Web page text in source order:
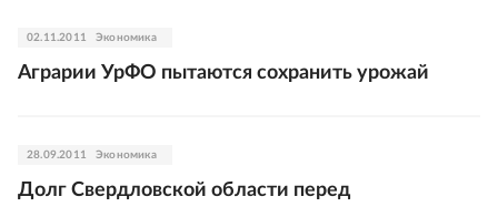
02.11.2011 Экономика
Аграрии УрФО пытаются сохранить урожай
28.09.2011 Экономика
Долг Свердловской области перед